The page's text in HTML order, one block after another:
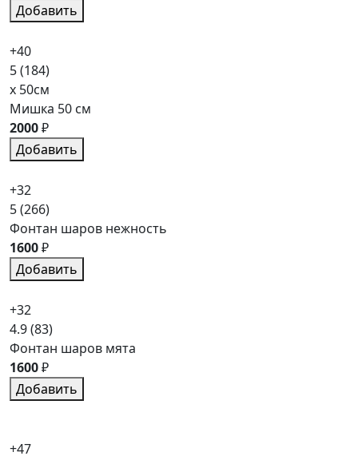
Добавить
+40
5(184)
x 50см
Мишка 50 см
2000₽
Добавить
+32
5(266)
Фонтан шаров нежность
1600₽
Добавить
+32
4.9(83)
Фонтан шаров мята
1600₽
Добавить
+47